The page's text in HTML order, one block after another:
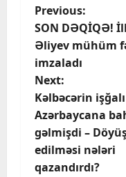
P
o
s
t
n
a
Previous:
SON DƏQİQƏ!
Əliyev mühüm
imzaladı
Next:
Kəlbəcərin işğalı
Azərbaycana
gəlmişdi –
edilməsi nələri
qazandırdı?